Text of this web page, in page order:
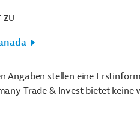
ZU
Angaben stellen eine
Trade & Invest bietet